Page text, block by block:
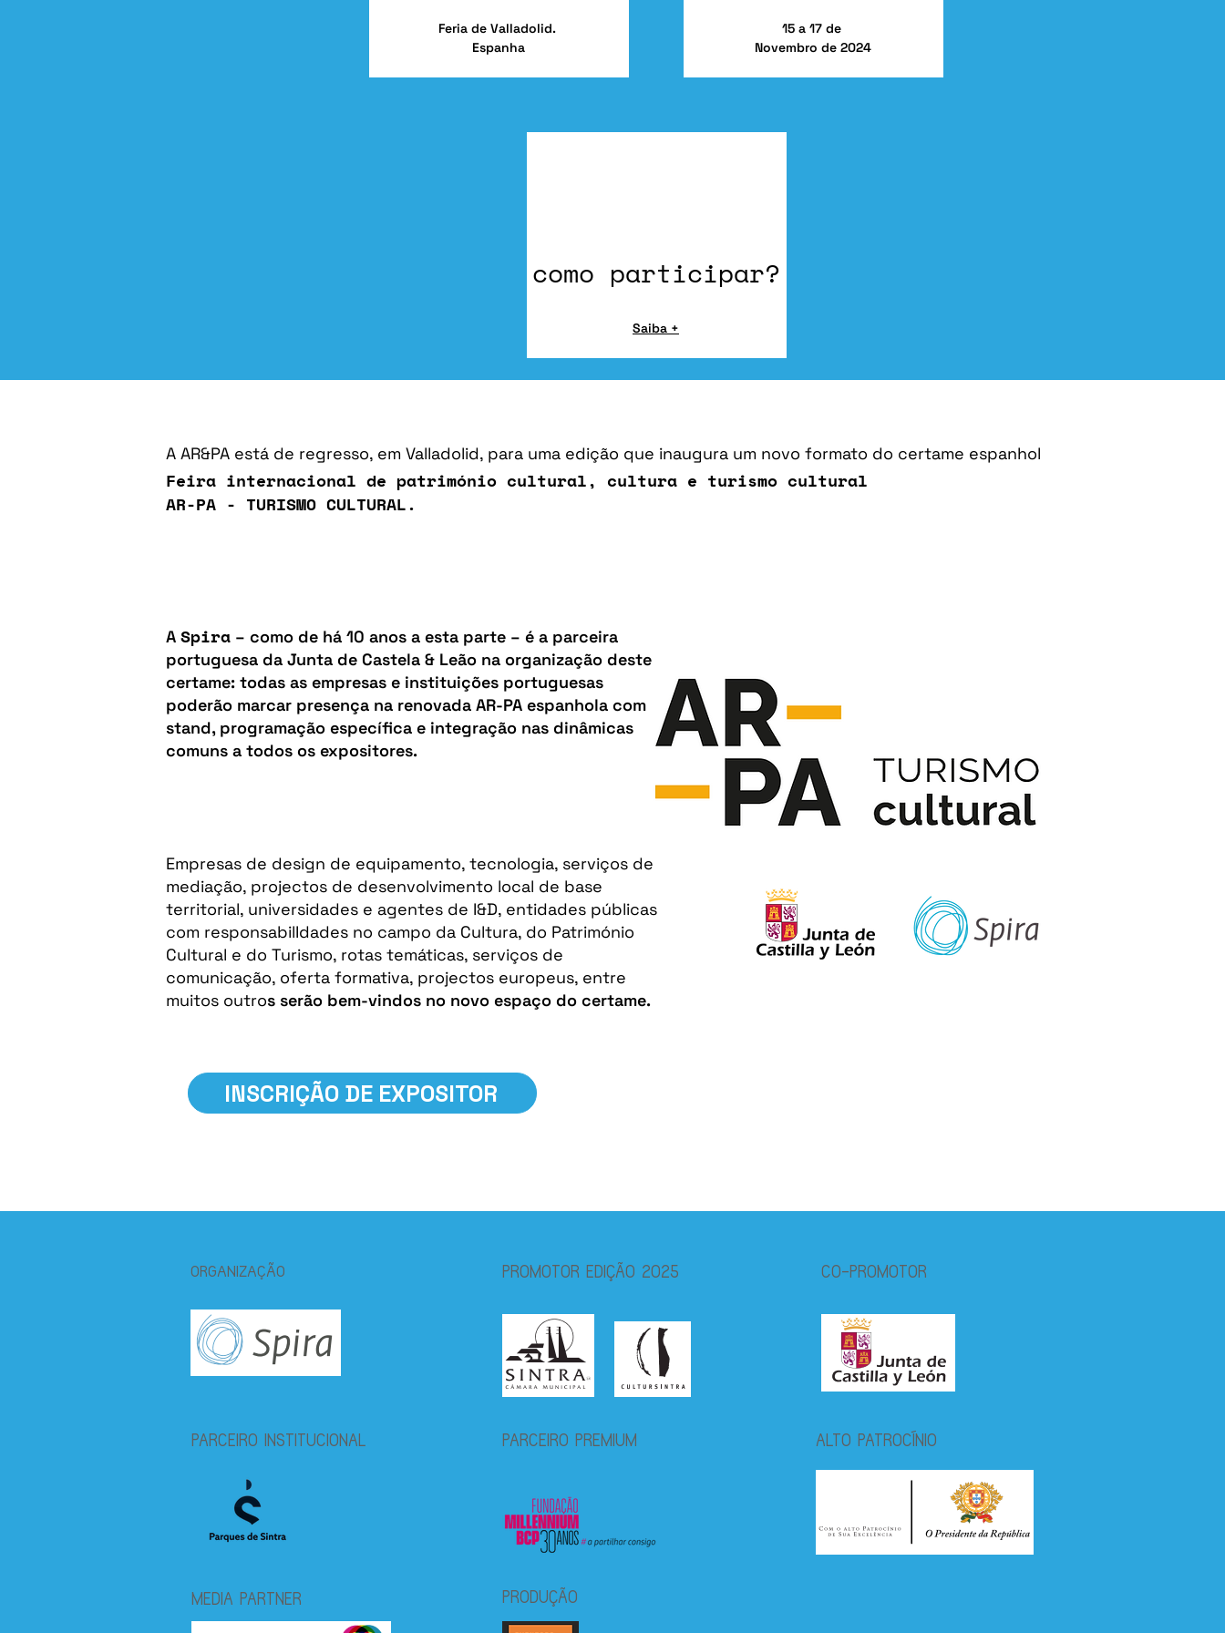
Feria de Valladolid.
Espanha
15 a 17 de
Novembro de 2024
como participar?
Saiba +
A AR&PA está de regresso, em Valladolid, para uma edição que inaugura um novo formato do certame espanhol
Feira internacional de património cultural, cultura e turismo cultural
AR-PA - TURISMO CULTURAL.
A Spira – como de há 10 anos a esta parte – é a parceira
portuguesa da Junta de Castela & Leão na organização deste
certame: todas as empresas e instituições portuguesas
poderão marcar presença na renovada AR-PA espanhola com
stand, programação específica e integração nas dinâmicas
comuns a todos os expositores.
Empresas de design de equipamento, tecnologia, serviços de
mediação, projectos de desenvolvimento local de base
territorial, universidades e agentes de I&D, entidades públicas
com responsabilIdades no campo da Cultura, do Património
Cultural e do Turismo, rotas temáticas, serviços de
comunicação, oferta formativa, projectos europeus, entre
muitos outros serão bem-vindos no novo espaço do certame.
INSCRIÇÃO DE EXPOSITOR
ORGANIZAÇÃO
PARCEIRO INSTITUCIONAL
PROMOTOR EDIÇÃO 2025
PARCEIRO PREMIUM
CO-PROMOTOR
ALTO PATROCÍNIO
MEDIA PARTNER PRODUÇÃO